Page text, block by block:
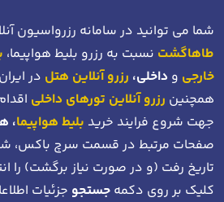
شما می توانید در سامانه رزرواسیون
طاهاگشت نسبت به رزرو بلیط هواپیما،
خارجی و داخلی، رزرو آنلاین هتل در
همچنین رزرو آنلاین تورهای داخلی
جهت شروع فرایند خرید بلیط هواپیما،
صفحات مرتبط در قسمت سرچ باکس،
تاریخ رفت (و در صورت نیاز برگشت) را
کلیک بر روی دکمه جستجو جزئیات